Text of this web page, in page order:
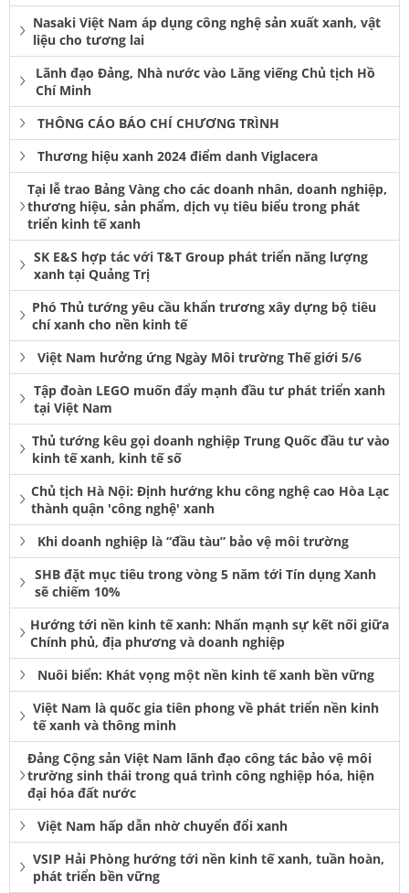
Nasaki Việt Nam áp dụng công nghệ sản xuất xanh, vật
liệu cho tương lai
Lãnh đạo Đảng, Nhà nước vào Lăng viếng Chủ tịch Hồ
Chí Minh
THÔNG CÁO BÁO CHÍ CHƯƠNG TRÌNH
Thương hiệu xanh 2024 điểm danh Viglacera
Tại lễ trao Bảng Vàng cho các doanh nhân, doanh nghiệp,
thương hiệu, sản phẩm, dịch vụ tiêu biểu trong phát
triển kinh tế xanh
SK E&S hợp tác với T&T Group phát triển năng lượng
xanh tại Quảng Trị
Phó Thủ tướng yêu cầu khẩn trương xây dựng bộ tiêu
chí xanh cho nền kinh tế
Việt Nam hưởng ứng Ngày Môi trường Thế giới 5/6
Tập đoàn LEGO muốn đẩy mạnh đầu tư phát triển xanh
tại Việt Nam
Thủ tướng kêu gọi doanh nghiệp Trung Quốc đầu tư vào
kinh tế xanh, kinh tế số
Chủ tịch Hà Nội: Định hướng khu công nghệ cao Hòa Lạc
thành quận 'công nghệ' xanh
Khi doanh nghiệp là “đầu tàu” bảo vệ môi trường
SHB đặt mục tiêu trong vòng 5 năm tới Tín dụng Xanh
sẽ chiếm 10%
Hướng tới nền kinh tế xanh: Nhấn mạnh sự kết nối giữa
Chính phủ, địa phương và doanh nghiệp
Nuôi biển: Khát vọng một nền kinh tế xanh bền vững
Việt Nam là quốc gia tiên phong về phát triển nền kinh
tế xanh và thông minh
Đảng Cộng sản Việt Nam lãnh đạo công tác bảo vệ môi
trường sinh thái trong quá trình công nghiệp hóa, hiện
đại hóa đất nước
Việt Nam hấp dẫn nhờ chuyển đổi xanh
VSIP Hải Phòng hướng tới nền kinh tế xanh, tuần hoàn,
phát triển bền vững